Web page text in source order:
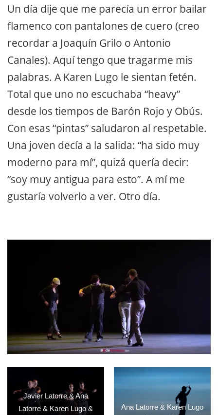
Un día dije que me parecía un error bailar
flamenco con pantalones de cuero (creo
recordar a Joaquín Grilo o Antonio
Canales). Aquí tengo que tragarme mis
palabras. A Karen Lugo le sientan fetén.
Total que uno no escuchaba “heavy”
desde los tiempos de Barón Rojo y Obús.
Con esas “pintas” saludaron al respetable.
Una joven decía a la salida: “ha sido muy
moderno para mí”, quizá quería decir:
“soy muy antigua para esto”. A mí me
gustaría volverlo a ver. Otro día.
Javier Latorre & Ana
Latorre & Karen Lugo &
Ana Latorre & Karen Lugo